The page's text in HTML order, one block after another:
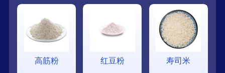
高筋粉 红豆粉 寿司米